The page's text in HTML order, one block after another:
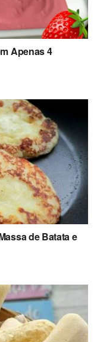
Apenas 4
de Batata e